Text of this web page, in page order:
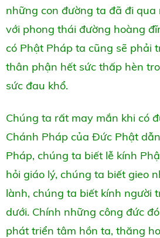
những con đường ta đã đi qua
với phong thái đường hoàng
có Phật Pháp ta cũng sẽ phải
thân phận hết sức thấp hèn
sức đau khổ.
Chúng ta rất may mắn khi có
Chánh Pháp của Đức Phật
Pháp, chúng ta biết lễ kính
hỏi giáo lý, chúng ta biết gieo
lành, chúng ta biết kính người
dưới. Chính những công đức
phát triển tâm hồn ta, thăng